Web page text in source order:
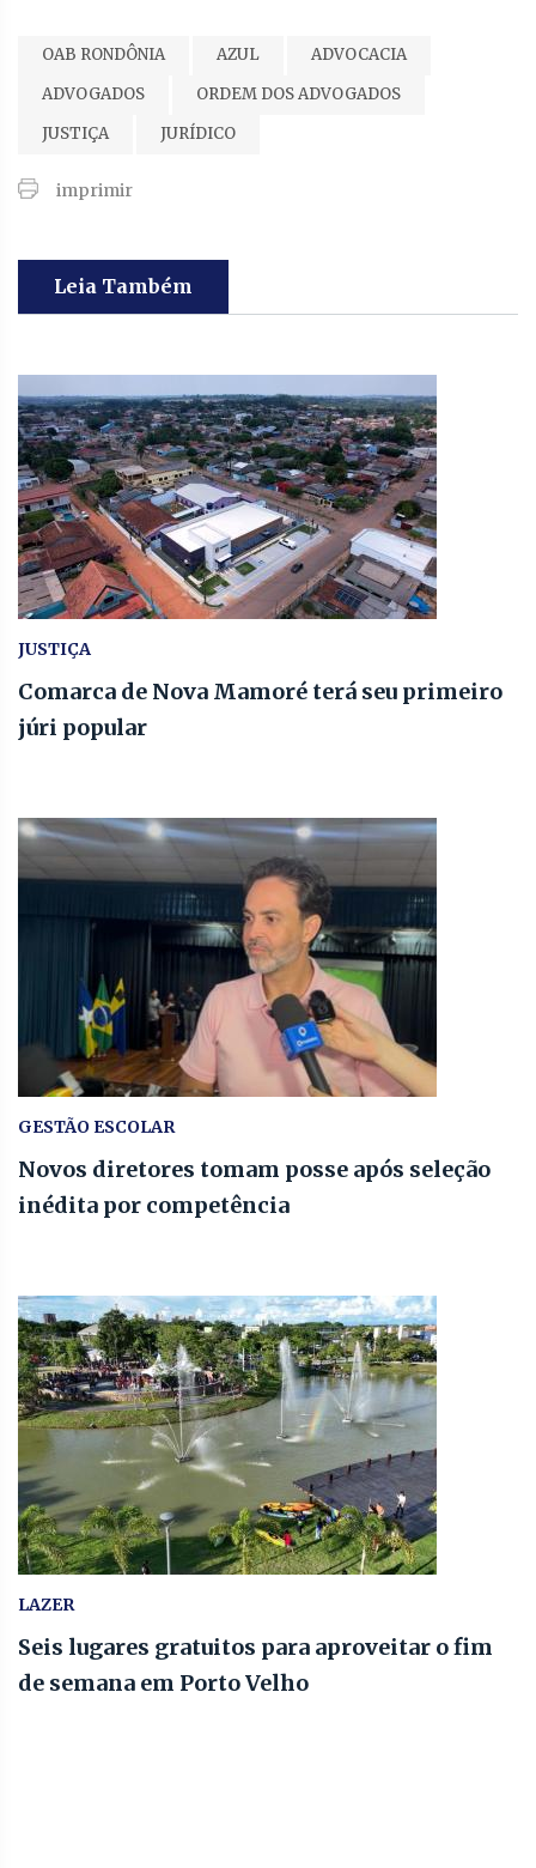
OAB RONDÔNIA AZUL
ADVOCACIA
ADVOGADOS
ORDEM DOS ADVOGADOS
JUSTIÇA
JURÍDICO
imprimir
Leia Também
JUSTIÇA
Comarca de Nova Mamoré terá seu primeiro
júri popular
GESTÃO ESCOLAR
Novos diretores tomam posse após seleção
inédita por competência
LAZER
Seis lugares gratuitos para aproveitar o fim
de semana em Porto Velho